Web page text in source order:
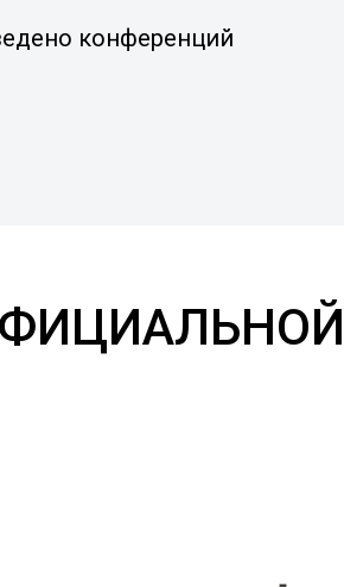
конференций